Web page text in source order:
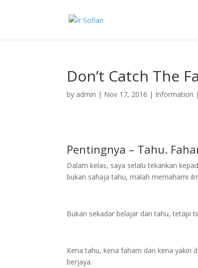
Don’t Catch The
by admin | Nov 17, 2016 | Information |
Pentingnya – Tahu.
Dalam kelas, saya selalu tekankan
bukan sahaja tahu, malah memahami
Bukan sekadar belajar dan tahu, tetapi
Kena tahu, kena faham dan kena yakin
berjaya.